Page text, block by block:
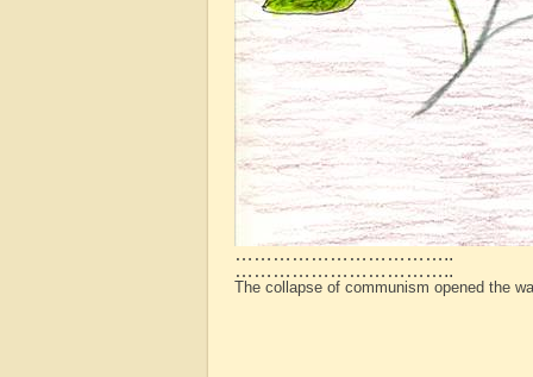
……………………………..
……………………………..
The collapse of communism opened the